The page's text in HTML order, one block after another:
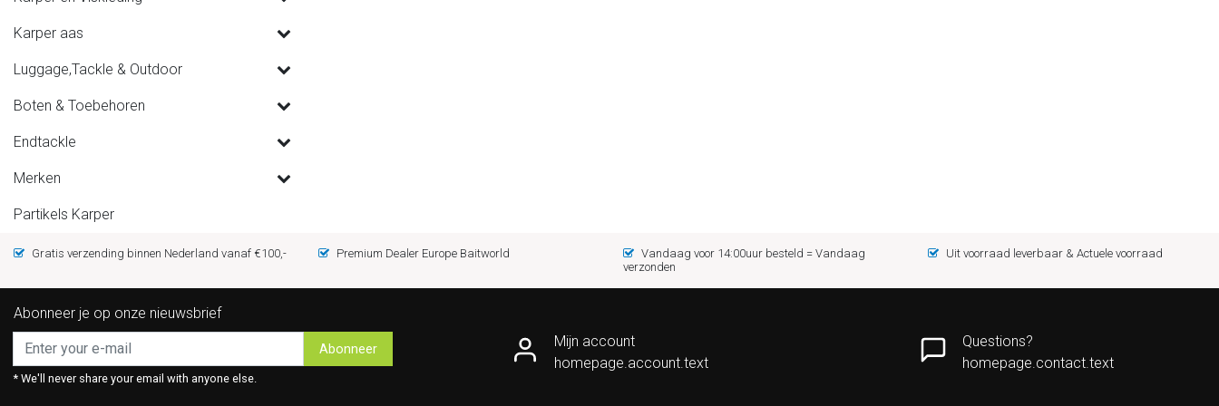
Karper aas
Luggage,Tackle & Outdoor
Boten & Toebehoren
Endtackle
Merken
Partikels Karper
Gratis verzending binnen Nederland vanaf €100,- Premium Dealer Europe Baitworld
Vandaag voor 14:00uur besteld = Vandaag
verzonden
Uit voorraad leverbaar & Actuele voorraad
Abonneer je op onze nieuwsbrief
Abonneer
* We'll never share your email with anyone else.
Mijn account
homepage.account.text
Questions?
homepage.contact.text